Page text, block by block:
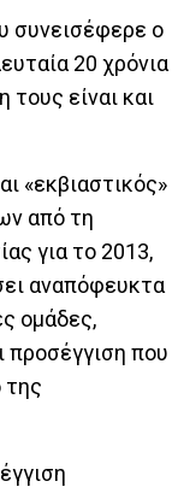
συνεισέφερε ο
20 χρόνια
είναι και
«εκβιαστικός»
από τη
για το 2013,
αναπόφευκτα
ομάδες,
προσέγγιση που
της